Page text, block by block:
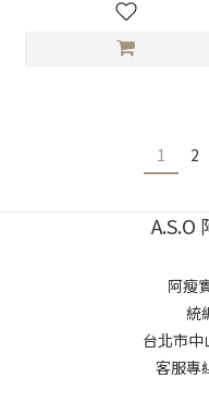
1 2
A.S.O
阿瘦
統
台北市
客服專